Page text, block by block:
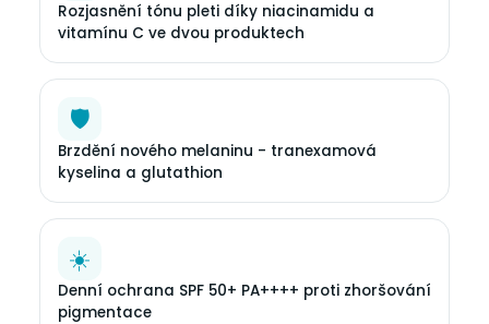
Rozjasnění tónu pleti díky niacinamidu a
vitamínu C ve dvou produktech
🛡
Brzdění nového melaninu - tranexamová
kyselina a glutathion
☀️
Denní ochrana SPF 50+ PA++++ proti zhoršování
pigmentace